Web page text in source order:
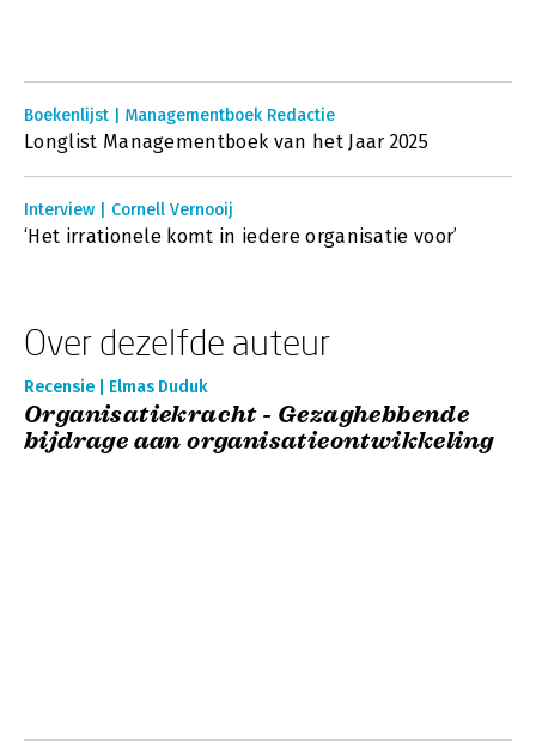
Boekenlijst | Managementboek Redactie
Longlist Managementboek van het Jaar 2025
Interview | Cornell Vernooij
‘Het irrationele komt in iedere organisatie voor’
Over dezelfde auteur
Recensie | Elmas Duduk
Organisatiekracht - Gezaghebbende
bijdrage aan organisatieontwikkeling